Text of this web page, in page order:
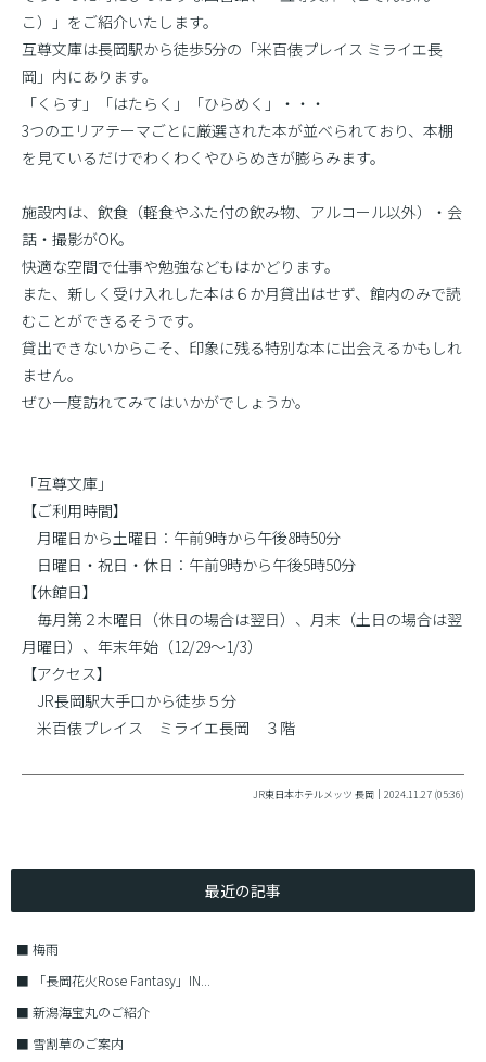
こ）」をご紹介いたします。
互尊文庫は長岡駅から徒歩5分の「米百俵プレイス ミライエ長
岡」内にあります。
「くらす」「はたらく」「ひらめく」・・・
3つのエリアテーマごとに厳選された本が並べられており、本棚
を見ているだけでわくわくやひらめきが膨らみます。
施設内は、飲食（軽食やふた付の飲み物、アルコール以外）・会
話・撮影がOK。
快適な空間で仕事や勉強などもはかどります。
また、新しく受け入れした本は６か月貸出はせず、館内のみで読
むことができるそうです。
貸出できないからこそ、印象に残る特別な本に出会えるかもしれ
ません。
ぜひ一度訪れてみてはいかがでしょうか。
「互尊文庫」
【ご利用時間】
月曜日から土曜日：午前9時から午後8時50分
日曜日・祝日・休日：午前9時から午後5時50分
【休館日】
毎月第２木曜日（休日の場合は翌日）、月末（土日の場合は翌
月曜日）、年末年始（12/29〜1/3）
【アクセス】
JR長岡駅大手口から徒歩５分
米百俵プレイス ミライエ長岡 ３階
JR東日本ホテルメッツ 長岡｜2024.11.27 (05:36)
最近の記事
■ 梅雨
■
「長岡花火Rose Fantasy」IN...
■ 新潟海宝丸のご紹介
■ 雪割草のご案内